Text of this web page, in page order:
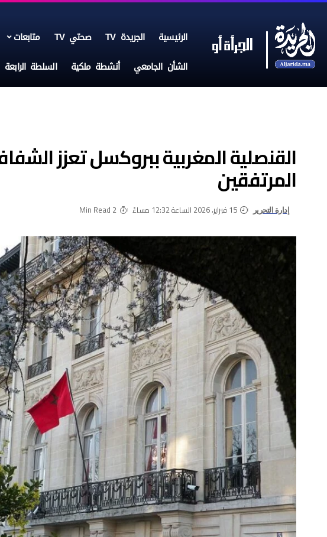
الرئيسية الجريدة TV صحتي TV متابعات
الشأن الجامعي أنشطة ملكية السلطة الرابعة
القنصلية المغربية ببروكسل تعزز
المرتفقين
إدارة التحرير 15 فبراير، 2026 الساعة 12:32 مساءً 2 Min Read